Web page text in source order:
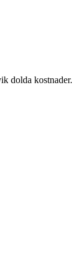
dolda kostnader.